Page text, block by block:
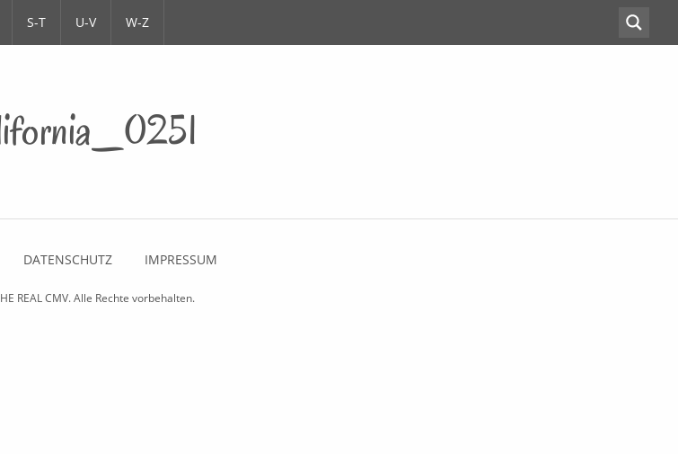
S-T U-V W-Z
DATENSCHUTZ IMPRESSUM
REAL CMV. Alle Rechte vorbehalten.